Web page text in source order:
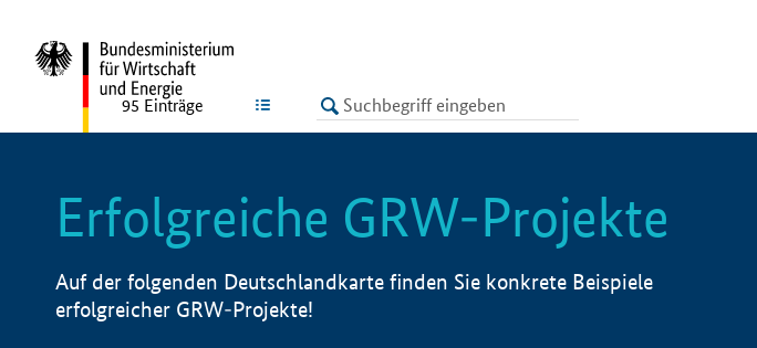
LISTE
95 Einträge
Erfolgreiche GRW-Projekte
Auf der folgenden Deutschlandkarte finden Sie konkrete Beispiele
erfolgreicher GRW-Projekte!